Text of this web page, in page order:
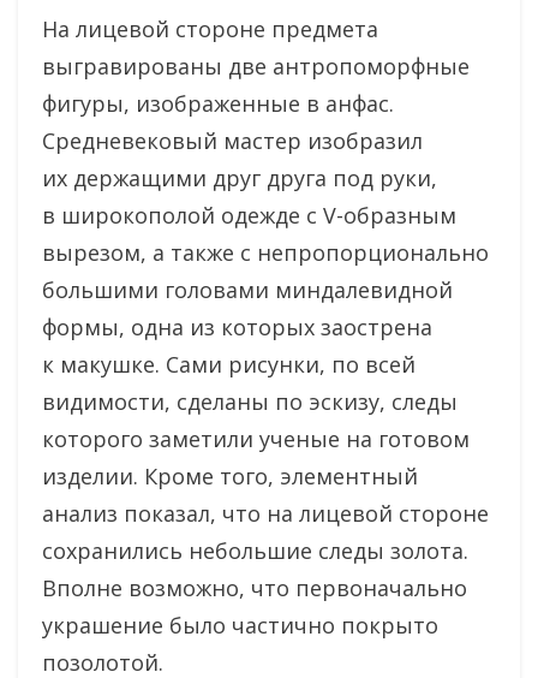
На лицевой стороне предмета
выгравированы две антропоморфные
фигуры, изображенные в анфас.
Средневековый мастер изобразил
их держащими друг друга под руки,
в широкополой одежде с V-образным
вырезом, а также с непропорционально
большими головами миндалевидной
формы, одна из которых заострена
к макушке. Сами рисунки, по всей
видимости, сделаны по эскизу, следы
которого заметили ученые на готовом
изделии. Кроме того, элементный
анализ показал, что на лицевой стороне
сохранились небольшие следы золота.
Вполне возможно, что первоначально
украшение было частично покрыто
позолотой.